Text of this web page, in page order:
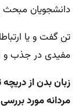
دانشجویان مبحث
تن گفت و یا
مفیدی در جذب و
زبان بدن از
مردانه مورد